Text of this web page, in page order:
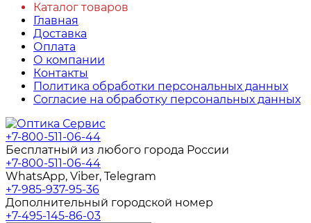
Каталог товаров
Главная
Доставка
Оплата
О компании
Контакты
Политика обработки персональных данных
Согласие на обработку персональных данных
+7-800-511-06-44
Бесплатный из любого города России
+7-800-511-06-44
WhatsApp, Viber, Telegram
+7-985-937-95-36
Дополнительный городской номер
+7-495-145-86-03